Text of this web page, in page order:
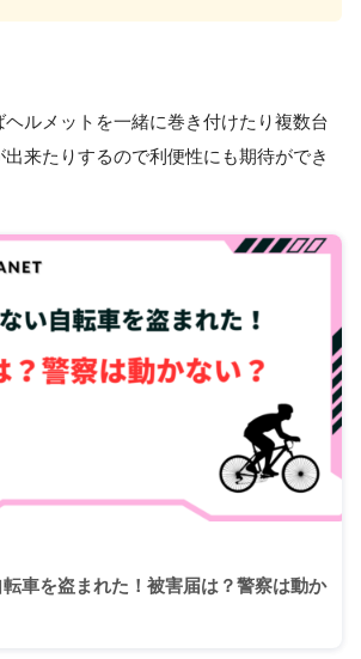
ヘルメットを一緒に巻き付けたり複数台
来たりするので利便性にも期待ができ
車を盗まれた！被害届は？警察は動か